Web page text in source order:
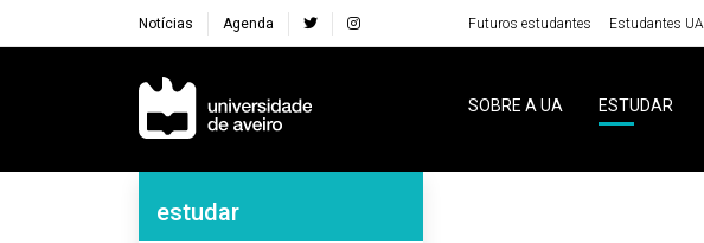
Notícias Agenda Futuros estudantes Estudantes UA
Navegação Principal
SOBRE A UA ESTUDAR
Navegação Lateral
estudar